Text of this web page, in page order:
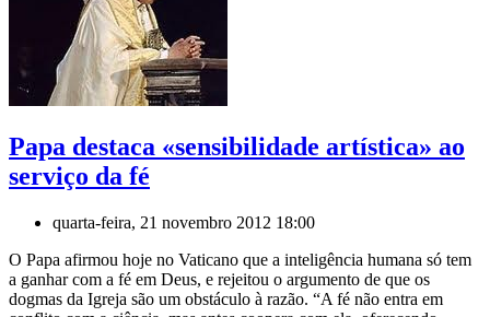
Papa destaca «sensibilidade artística» ao
serviço da fé
quarta-feira, 21 novembro 2012 18:00
O Papa afirmou hoje no Vaticano que a inteligência humana só tem
a ganhar com a fé em Deus, e rejeitou o argumento de que os
dogmas da Igreja são um obstáculo à razão. “A fé não entra em